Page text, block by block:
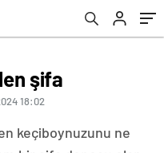
şifa
18:02
keçiboynuzunu ne